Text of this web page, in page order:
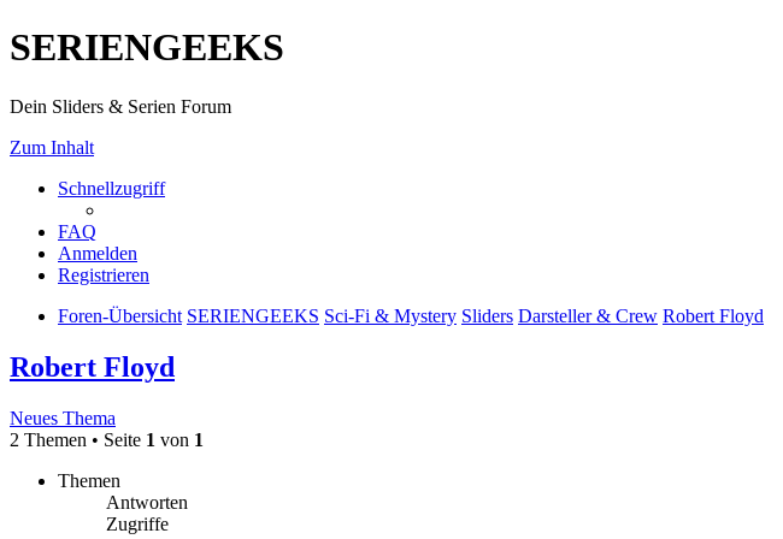
SERIENGEEKS
Dein Sliders & Serien Forum
Zum Inhalt
Schnellzugriff
FAQ
Anmelden
Registrieren
Foren-Übersicht SERIENGEEKS Sci-Fi & Mystery Sliders Darsteller & Crew Robert Floyd
Robert Floyd
Neues Thema
2 Themen • Seite 1 von 1
Themen
Antworten
Zugriffe